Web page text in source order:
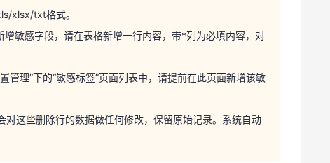
这些删除行的数据做任何修改，保留原始记录。系统自动
xlsx/txt格式。
敏感字段，请在表格新增一行内容，带*列为必填内容，对
管理”下的“敏感标签”页面列表中，请提前在此页面新增该敏
这些删除行的数据做任何修改，保留原始记录。系统自动